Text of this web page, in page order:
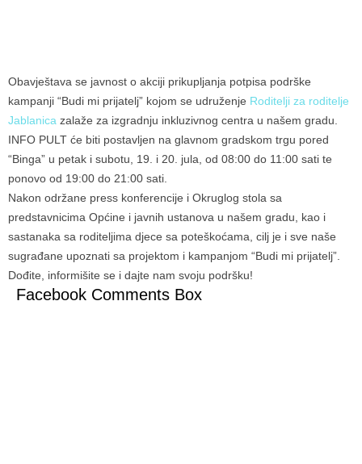
Obavještava se javnost o akciji prikupljanja potpisa podrške
kampanji “Budi mi prijatelj” kojom se udruženje Roditelji za roditelje
Jablanica zalaže za izgradnju inkluzivnog centra u našem gradu.
INFO PULT će biti postavljen na glavnom gradskom trgu pored
“Binga” u petak i subotu, 19. i 20. jula, od 08:00 do 11:00 sati te
ponovo od 19:00 do 21:00 sati.
Nakon održane press konferencije i Okruglog stola sa
predstavnicima Općine i javnih ustanova u našem gradu, kao i
sastanaka sa roditeljima djece sa poteškoćama, cilj je i sve naše
sugrađane upoznati sa projektom i kampanjom “Budi mi prijatelj”.
Dođite, informišite se i dajte nam svoju podršku!
Facebook Comments Box